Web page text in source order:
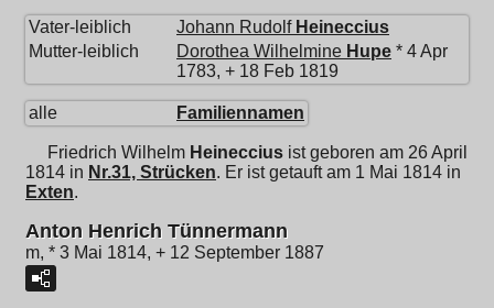
Vater-leiblich Johann Rudolf Heineccius
Mutter-leiblich
Dorothea Wilhelmine Hupe * 4 Apr
1783, + 18 Feb 1819
alle Familiennamen
Friedrich Wilhelm Heineccius ist geboren am 26 April
1814 in Nr.31, Strücken. Er ist getauft am 1 Mai 1814 in
Exten.
Anton Henrich Tünnermann
m, * 3 Mai 1814, + 12 September 1887